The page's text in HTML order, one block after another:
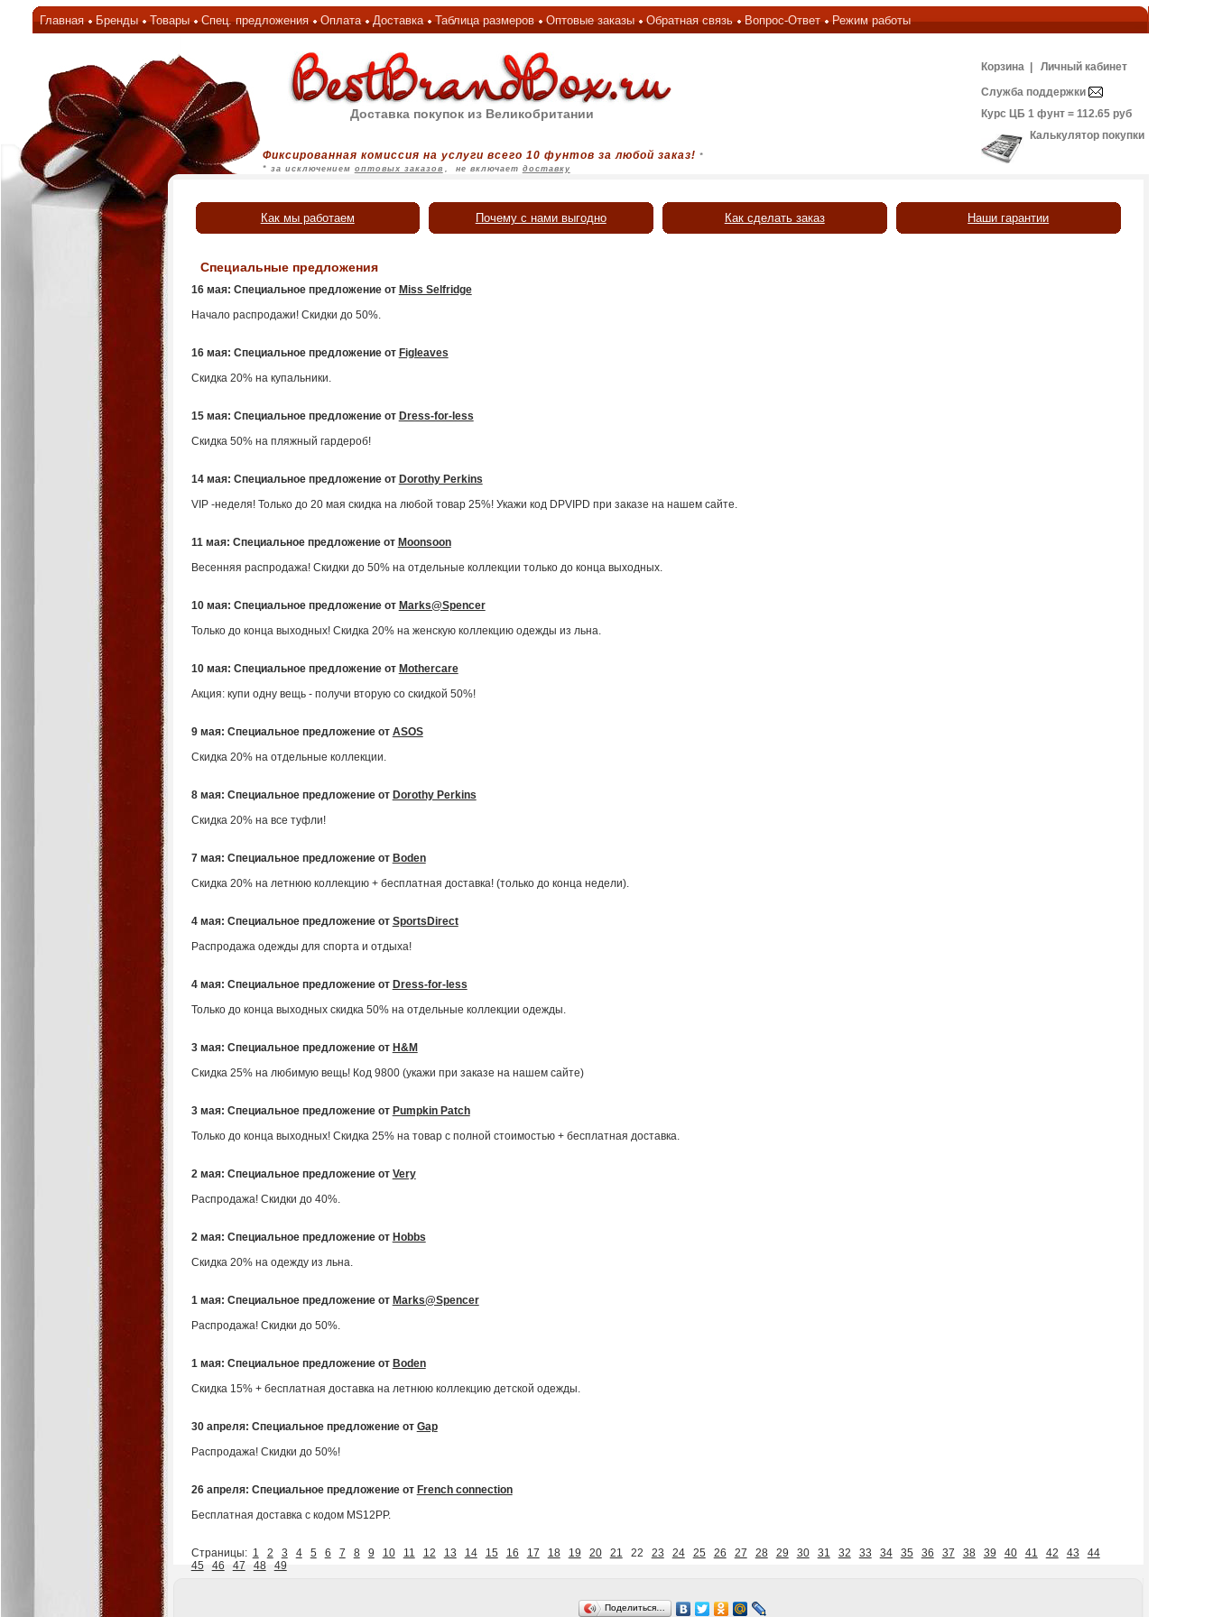
Главная Бренды Товары Спец. предложения Оплата Доставка Таблица размеров Оптовые заказы Обратная связь Вопрос-Ответ Режим работы
Корзина| Личный кабинет
Служба поддержки
Курс ЦБ 1 фунт = 112.65 руб
Калькулятор покупки
Доставка покупок из Великобритании
Фиксированная комиссия на услуги всего 10 фунтов за любой заказ! *
* за исключением оптовых заказов , не включает доставку
Как мы работаем Почему с нами выгодно Как сделать заказ Наши гарантии
Специальные предложения
16 мая: Специальное предложение от Miss Selfridge
Начало распродажи! Скидки до 50%.
16 мая: Специальное предложение от Figleaves
Скидка 20% на купальники.
15 мая: Специальное предложение от Dress-for-less
Скидка 50% на пляжный гардероб!
14 мая: Специальное предложение от Dorothy Perkins
VIP -неделя! Только до 20 мая скидка на любой товар 25%! Укажи код DPVIPD при заказе на нашем сайте.
11 мая: Специальное предложение от Moonsoon
Весенняя распродажа! Скидки до 50% на отдельные коллекции только до конца выходных.
10 мая: Специальное предложение от Marks@Spencer
Только до конца выходных! Скидка 20% на женскую коллекцию одежды из льна.
10 мая: Специальное предложение от Mothercare
Акция: купи одну вещь - получи вторую со скидкой 50%!
9 мая: Специальное предложение от ASOS
Скидка 20% на отдельные коллекции.
8 мая: Специальное предложение от Dorothy Perkins
Скидка 20% на все туфли!
7 мая: Специальное предложение от Boden
Скидка 20% на летнюю коллекцию + бесплатная доставка! (только до конца недели).
4 мая: Специальное предложение от SportsDirect
Распродажа одежды для спорта и отдыха!
4 мая: Специальное предложение от Dress-for-less
Только до конца выходных скидка 50% на отдельные коллекции одежды.
3 мая: Специальное предложение от H&M
Скидка 25% на любимую вещь! Код 9800 (укажи при заказе на нашем сайте)
3 мая: Специальное предложение от Pumpkin Patch
Только до конца выходных! Скидка 25% на товар с полной стоимостью + бесплатная доставка.
2 мая: Специальное предложение от Very
Распродажа! Скидки до 40%.
2 мая: Специальное предложение от Hobbs
Скидка 20% на одежду из льна.
1 мая: Специальное предложение от Marks@Spencer
Распродажа! Скидки до 50%.
1 мая: Специальное предложение от Boden
Скидка 15% + бесплатная доставка на летнюю коллекцию детской одежды.
30 апреля: Специальное предложение от Gap
Распродажа! Скидки до 50%!
26 апреля: Специальное предложение от French connection
Бесплатная доставка с кодом MS12PP.
Страницы: 1 2 3 4 5 6 7 8 9 10 11 12 13 14 15 16 17 18 19 20 21 22 23 24 25 26 27 28 29 30 31 32 33 34 35 36 37 38 39 40 41 42 43
44
45
46 47 48 49
Поделиться…